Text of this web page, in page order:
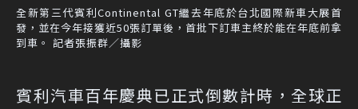
全新第三代賓利Continental GT繼去年底於台北國際新車大展首
發，並在今年接獲近50張訂單後，首批下訂車主終於能在年底前拿
到車。 記者張振群／攝影
賓利汽車百年慶典已正式倒數計時，全球正